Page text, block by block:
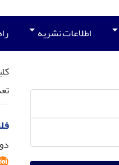
اطلاعات نشریه
دوره 3،